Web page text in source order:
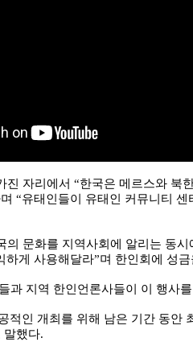
진 자리에서 “한국은 메르스와 북
“유태인들이 유태인 커뮤니티
의 문화를 지역사회에 알리는 동
게 사용해달라”며 한인회에 성
과 지역 한인언론사들이 이 행사
적인 개최를 위해 남은 기간 동안
말했다.